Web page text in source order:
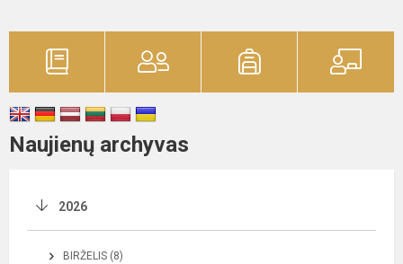
Naujienų archyvas
2026
BIRŽELIS (8)